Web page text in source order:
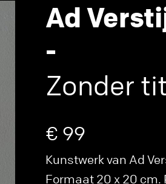
Ad
-
Zonder
€ 99
Kunstwerk van Ad
Formaat 20 x 20 cm.